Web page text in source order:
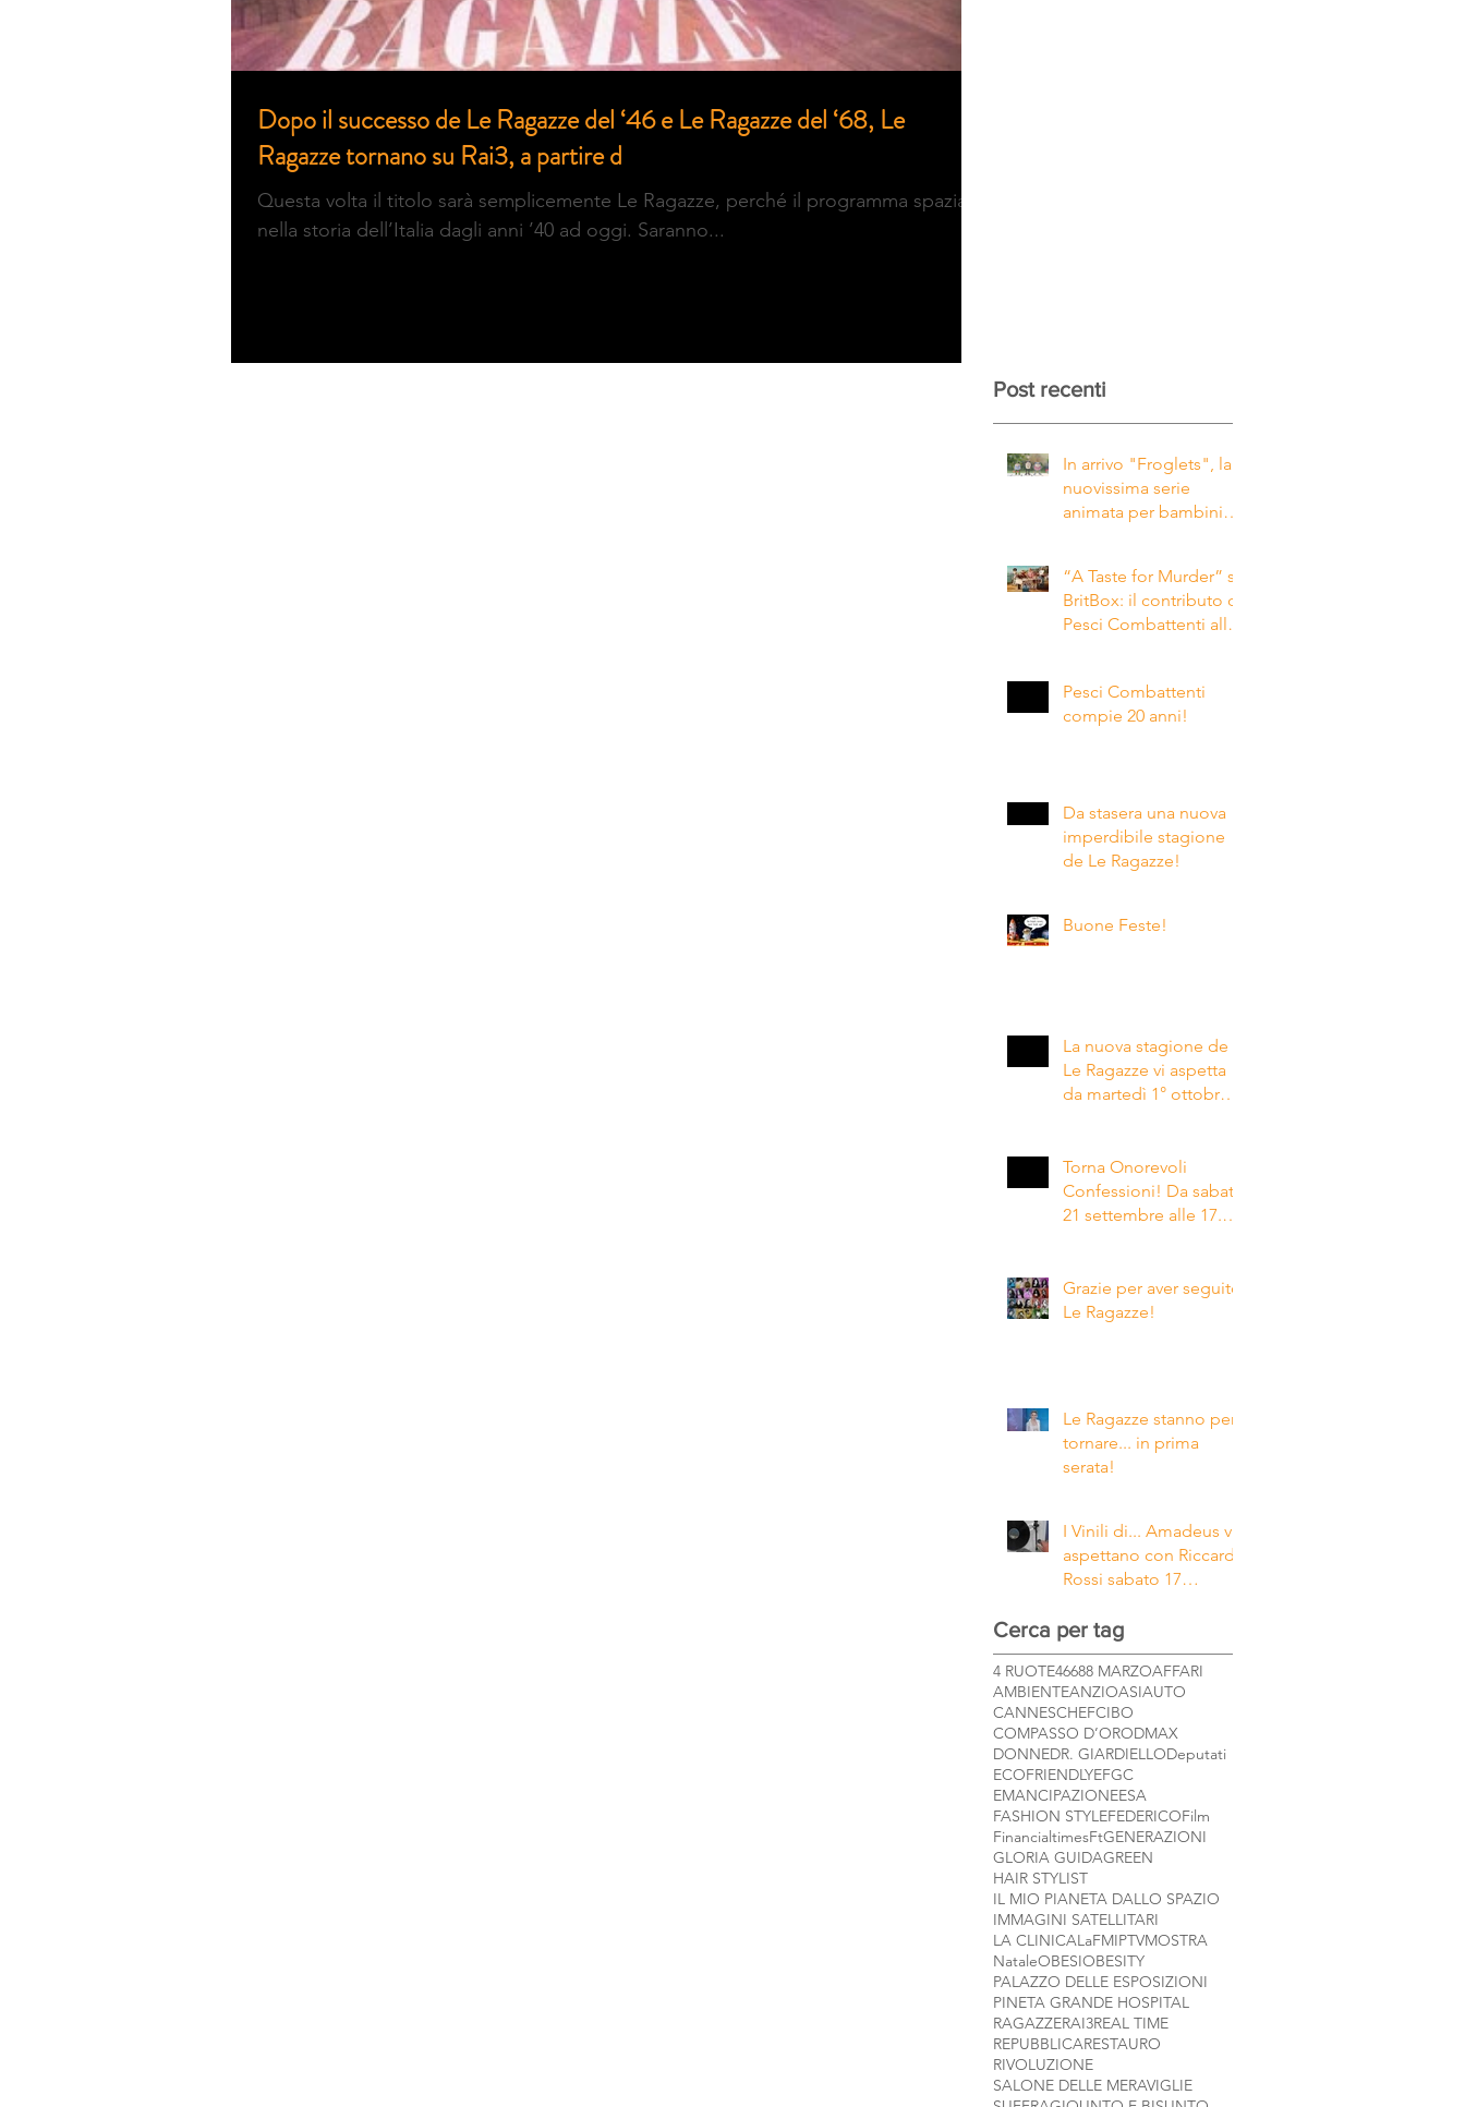
Dopo il successo de Le Ragazze del ‘46 e Le Ragazze del ‘68, Le
Ragazze tornano su Rai3, a partire d
Questa volta il titolo sarà semplicemente Le Ragazze, perché il programma spazia
nella storia dell’Italia dagli anni ’40 ad oggi. Saranno...
Post recenti
In arrivo "Froglets", la
nuovissima serie
animata per bambini
Eaglet Pictures
“A Taste for Murder” su
BritBox: il contributo di
Pesci Combattenti alle
prodotta da Eagle Eye
Drama
Pesci Combattenti
compie 20 anni!
Da stasera una nuova
imperdibile stagione
de Le Ragazze!
Buone Feste!
La nuova stagione de
Le Ragazze vi aspetta
da martedì 1° ottobre
Torna Onorevoli
Confessioni! Da sabato
21 settembre alle 17.15
Grazie per aver seguito
Le Ragazze!
Le Ragazze stanno per
tornare... in prima
serata!
I Vinili di... Amadeus vi
aspettano con Riccardo
Rossi sabato 17
serata su Rai1 e
contemporaneamente
su RaiPlay! Presto in
arrivo la serie
completa!
Cerca per tag
4 RUOTE46688 MARZOAFFARI
AMBIENTEANZIOASIAUTO
CANNESCHEFCIBO
COMPASSO D’ORODMAX
DONNEDR. GIARDIELLODeputati
ECOFRIENDLYEFGC
EMANCIPAZIONEESA
FASHION STYLEFEDERICOFilm
FinancialtimesFtGENERAZIONI
GLORIA GUIDAGREEN
HAIR STYLIST
IL MIO PIANETA DALLO SPAZIO
IMMAGINI SATELLITARI
LA CLINICALaFMIPTVMOSTRA
NataleOBESIOBESITY
PALAZZO DELLE ESPOSIZIONI
PINETA GRANDE HOSPITAL
RAGAZZERAI3REAL TIME
REPUBBLICARESTAURO
RIVOLUZIONE
SALONE DELLE MERAVIGLIE